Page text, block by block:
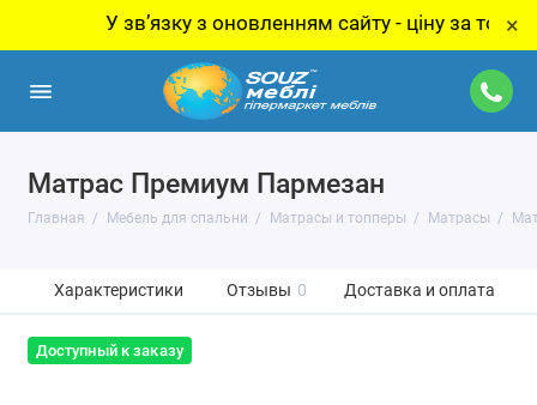
У звʼязку з оновленням сайту - ціну за товар ×
Матрас Премиум Пармезан
Главная Мебель для спальни Матрасы и топперы Матрасы
Характеристики Отзывы 0 Доставка и оплата
Доступный к заказу